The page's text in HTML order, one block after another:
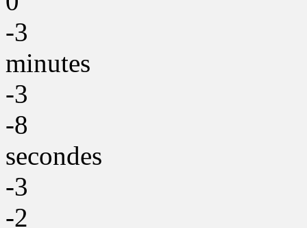
-3
minutes
-3
-8
secondes
-3
-2